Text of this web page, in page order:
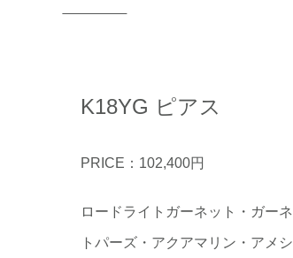
K18YG ピアス
PRICE：102,400円
ロードライトガーネット・ガー
トパーズ・アクアマリン・アメ